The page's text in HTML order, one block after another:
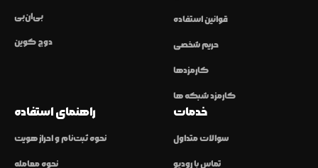
بی‌ان‌بی
دوج کوین
قوانین استفاده
حریم شخصی
کارمزدها
کارمزد شبکه ها
راهنمای استفاده
نحوه ثبت‌نام و احراز هویت
نحوه معامله
خدمات
سوالات متداول
تماس با رودیو